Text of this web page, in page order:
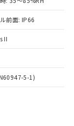
前面: IP66
II
5-1)
当社にご
、当社
当社の製
の取
すること
人情報
共同利
る法人を
するこ
明書
）
証明す